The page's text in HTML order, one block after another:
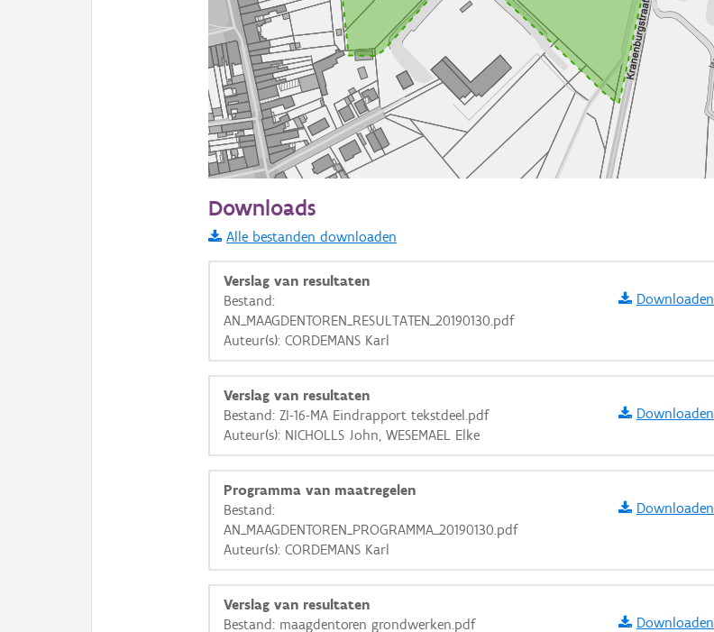
Informatie Vlaanderen
i
+ −
Basis Lagen
OSM-Basiskaart
Ortho
GRB-Basiskaart
GRB-Basiskaart in grijswaarden
Downloads
Alle bestanden downloaden
Verslag van resultaten
Bestand:
AN_MAAGDENTOREN_RESULTATEN_20190130.pdf
Auteur(s): CORDEMANS Karl
Downloaden
Verslag van resultaten
Bestand: ZI-16-MA Eindrapport tekstdeel.pdf
Auteur(s): NICHOLLS John, WESEMAEL Elke
Downloaden
Programma van maatregelen
Bestand:
AN_MAAGDENTOREN_PROGRAMMA_20190130.pdf
Auteur(s): CORDEMANS Karl
Downloaden
Verslag van resultaten
Bestand: maagdentoren grondwerken.pdf
Downloaden